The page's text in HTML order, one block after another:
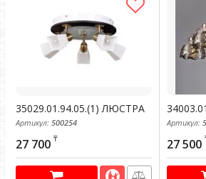
35029.01.94.05.(1) ЛЮСТРА
Артикул: 500254
27 700 ₸
Артикул:
27 500